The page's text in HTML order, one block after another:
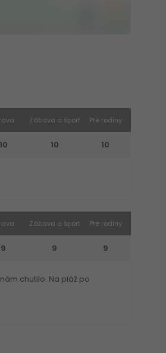
10
Zábava a šport
10
Pre rodiny
10
9
Zábava a šport
9
Pre rodiny
9
chutilo. Na pláž po